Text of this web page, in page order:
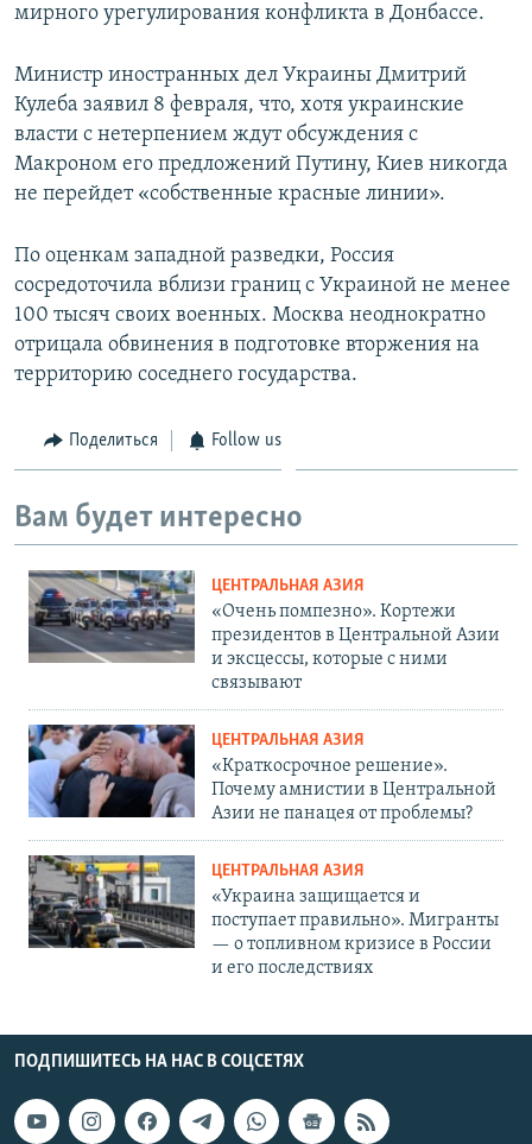
мирного урегулирования конфликта в Донбассе.
Министр иностранных дел Украины Дмитрий
Кулеба заявил 8 февраля, что, хотя украинские
власти с нетерпением ждут обсуждения с
Макроном его предложений Путину, Киев никогда
не перейдет «собственные красные линии».
По оценкам западной разведки, Россия
сосредоточила вблизи границ с Украиной не менее
100 тысяч своих военных. Москва неоднократно
отрицала обвинения в подготовке вторжения на
территорию соседнего государства.
Поделиться Follow us
Вам будет интересно
ЦЕНТРАЛЬНАЯ АЗИЯ
«Очень помпезно». Кортежи
президентов в Центральной Азии
и эксцессы, которые с ними
связывают
ЦЕНТРАЛЬНАЯ АЗИЯ
«Краткосрочное решение».
Почему амнистии в Центральной
Азии не панацея от проблемы?
ЦЕНТРАЛЬНАЯ АЗИЯ
«Украина защищается и
поступает правильно». Мигранты
— о топливном кризисе в России
и его последствиях
ПОДПИШИТЕСЬ НА НАС В СОЦСЕТЯХ